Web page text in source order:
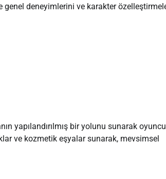
genel deneyimlerini ve karakter
yapılandırılmış bir yolunu sunarak oyuncu
ve kozmetik eşyalar sunarak, mevsimsel